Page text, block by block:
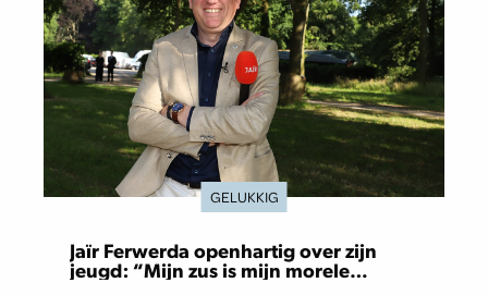
GELUKKIG
Jaïr Ferwerda openhartig over zijn
jeugd: “Mijn zus is mijn morele